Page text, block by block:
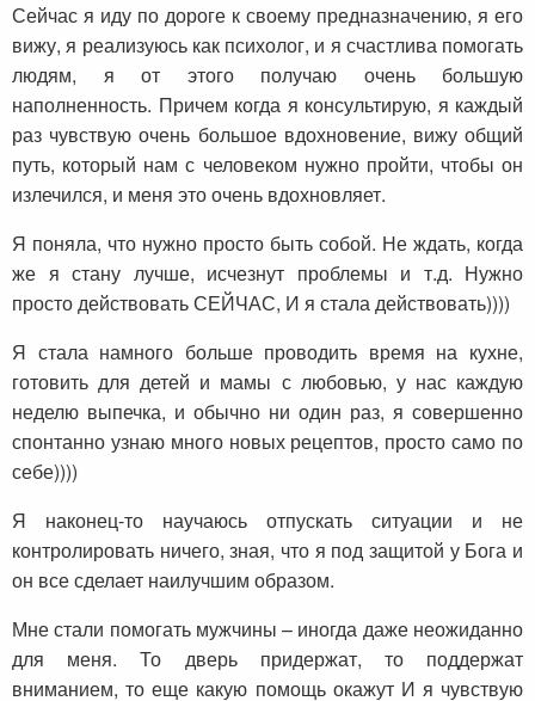
Сейчас я иду по дороге к своему предназначению, я его
вижу, я реализуюсь как психолог, и я счастлива помогать
людям, я от этого получаю очень большую
наполненность. Причем когда я консультирую, я каждый
раз чувствую очень большое вдохновение, вижу общий
путь, который нам с человеком нужно пройти, чтобы он
излечился, и меня это очень вдохновляет.
Я поняла, что нужно просто быть собой. Не ждать, когда
же я стану лучше, исчезнут проблемы и т.д. Нужно
просто действовать СЕЙЧАС, И я стала действовать))))
Я стала намного больше проводить время на кухне,
готовить для детей и мамы с любовью, у нас каждую
неделю выпечка, и обычно ни один раз, я совершенно
спонтанно узнаю много новых рецептов, просто само по
себе))))
Я наконец-то научаюсь отпускать ситуации и не
контролировать ничего, зная, что я под защитой у Бога и
он все сделает наилучшим образом.
Мне стали помогать мужчины – иногда даже неожиданно
для меня. То дверь придержат, то поддержат
вниманием, то еще какую помощь окажут И я чувствую